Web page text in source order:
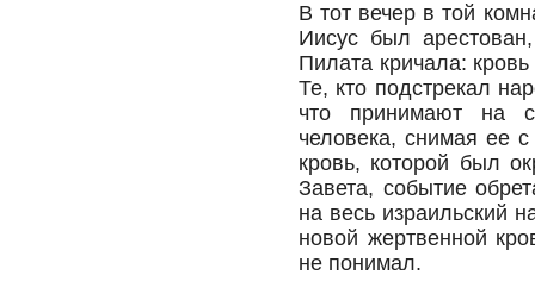
В тот вечер в той
Иисус был
Пилата кричала:
Те, кто подстрекал
что принимают на
человека, снимая ее
кровь, которой был
Завета, событие
на весь израильский
новой жертвенной
не понимал.